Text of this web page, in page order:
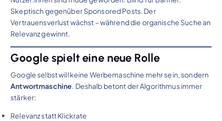
Skeptisch gegenüber Sponsored Posts. Der
Vertrauensverlust wächst – während die organische Suche an
Relevanz gewinnt.
Google spielt eine neue Rolle
Google selbst will keine Werbemaschine mehr sein, sondern
Antwortmaschine. Deshalb betont der Algorithmus immer
stärker:
Relevanz statt Klickrate